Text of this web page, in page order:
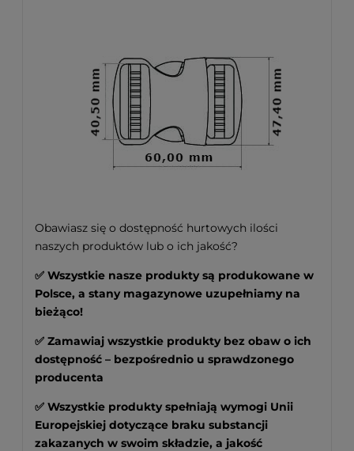
Obawiasz się o dostępność hurtowych ilości
naszych produktów lub o ich jakość?
✅ Wszystkie nasze produkty są produkowane w
Polsce, a stany magazynowe uzupełniamy na
bieżąco!
✅ Zamawiaj wszystkie produkty bez obaw o ich
dostępność – bezpośrednio u sprawdzonego
producenta
✅ Wszystkie produkty spełniają wymogi Unii
Europejskiej dotyczące braku substancji
zakazanych w swoim składzie, a jakość